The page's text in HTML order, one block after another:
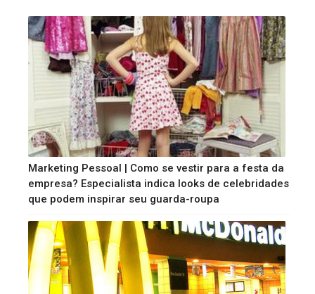
Marketing Pessoal | Como se vestir para a festa da
empresa? Especialista indica looks de celebridades
que podem inspirar seu guarda-roupa